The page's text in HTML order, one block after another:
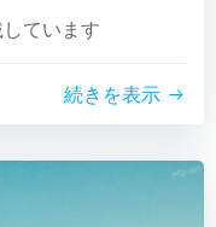
ています
続きを表示